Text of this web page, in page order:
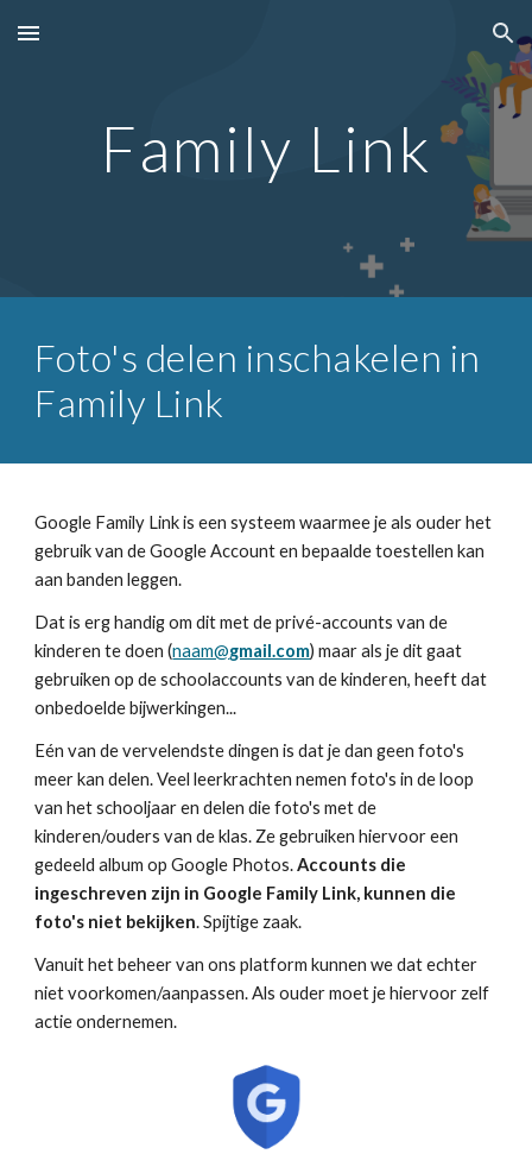
Skip to main content Skip to navigation
Family Link
Foto's delen inschakelen in
Family Link
Google Family Link is een systeem waarmee je als ouder het
gebruik van de Google Account en bepaalde toestellen kan
aan banden leggen.
Dat is erg handig om dit met de privé-accounts van de
kinderen te doen (naam@gmail.com) maar als je dit gaat
gebruiken op de schoolaccounts van de kinderen, heeft dat
onbedoelde bijwerkingen...
Eén van de vervelendste dingen is dat je dan geen foto's
meer kan delen. Veel leerkrachten nemen foto's in de loop
van het schooljaar en delen die foto's met de
kinderen/ouders van de klas. Ze gebruiken hiervoor een
gedeeld album op Google Photos.Accounts die
ingeschreven zijn in Google Family Link, kunnen die
foto's niet bekijken. Spijtige zaak.
Vanuit het beheer van ons platform kunnen we dat echter
niet voorkomen/aanpassen. Als ouder moet je hiervoor zelf
actie ondernemen.